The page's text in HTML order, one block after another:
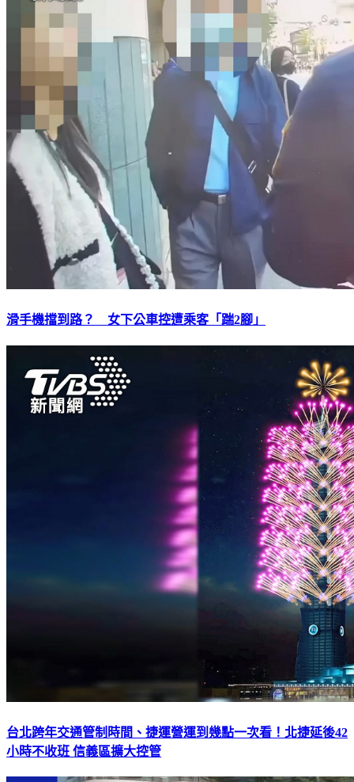
滑手機擋到路？ 女下公車控遭乘客「踹2腳」
台北跨年交通管制時間、捷運營運到幾點一次看！北捷延後42
小時不收班 信義區擴大控管